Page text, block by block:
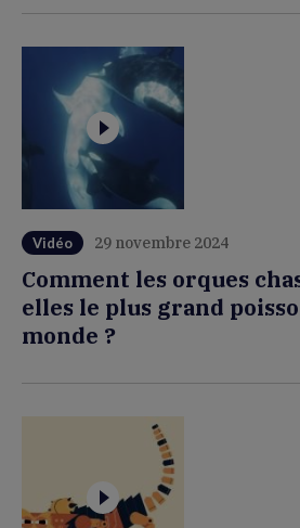
Vidéo 29 novembre 2024
Comment les orques
elles le plus grand
monde ?